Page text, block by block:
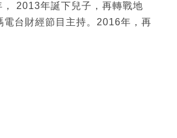
2013年誕下兒子，再轉戰地
台財經節目主持。2016年，再